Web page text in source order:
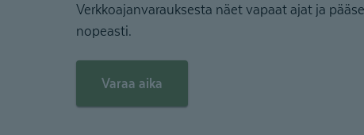
Verkkoajanvarauksesta näet vapaat ajat ja
nopeasti.
Varaa aika